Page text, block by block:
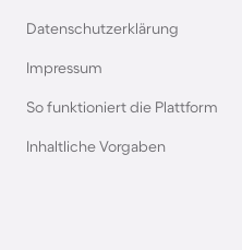
Pensionen in
Datenschutzerklärung
Impressum
So funktioniert die Plattform
Inhaltliche Vorgaben